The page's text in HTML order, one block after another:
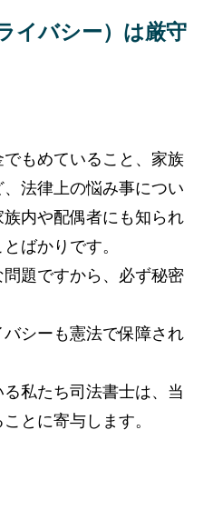
イバシー）は厳守
もめていること、家族
法律上の悩み事につい
内や配偶者にも知られ
ばかりです。
題ですから、必ず秘密
シーも憲法で保障され
私たち司法書士は、当
とに寄与します。